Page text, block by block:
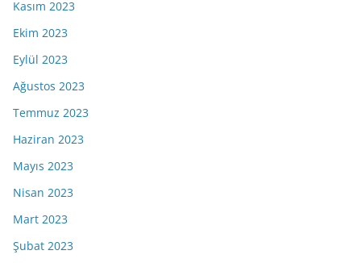
Kasım 2023
Ekim 2023
Eylül 2023
Ağustos 2023
Temmuz 2023
Haziran 2023
Mayıs 2023
Nisan 2023
Mart 2023
Şubat 2023